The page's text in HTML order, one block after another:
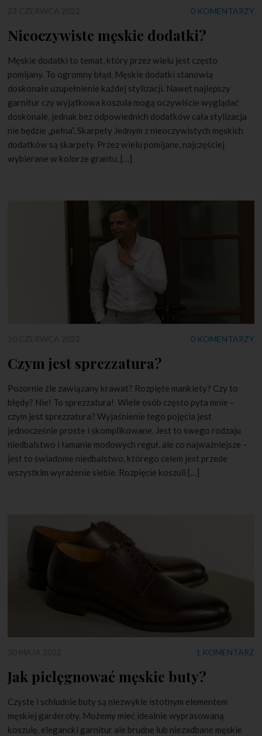
0 KOMENTARZY
Nieoczywiste męskie dodatki?
Męskie dodatki to temat, który przez wielu jest często
pomijany. To ogromny błąd. Męskie dodatki stanowią
doskonałe uzupełnienie każdej stylizacji. Nawet najlepszy
garnitur czy wyjątkowa koszula mogą oczywiście wyglądać
doskonale, jednak bez odpowiednich dodatków cała stylizacja
nie będzie „pełna”. Skarpety Jednym z nieoczywistych męskich
dodatków są skarpety. Przez wielu pomijane, najczęściej
wybierane w kolorze grantu, […]
0 KOMENTARZY
Czym jest sprezzatura?
Pozornie źle zawiązany krawat? Rozpięte mankiety? Czy to
błędy? Nie! To sprezzatura! Wiele osób często pyta mnie –
czym jest sprezzatura? Wyjaśnienie tego pojęcia jest
jednocześnie proste i skomplikowane. Jest to swego rodzaju
niedbalstwo i łamanie modowych reguł, ale co najważniejsze –
jest to świadome niedbalstwo, którego celem jest przede
wszystkim wyrażenie siebie. Rozpięcie koszuli […]
1 KOMENTARZ
Jak pielęgnować męskie buty?
Czyste i schludnie buty są niezwykle istotnym elementem
męskiej garderoby. Możemy mieć idealnie wyprasowaną
koszulę, elegancki garnitur ale brudne lub niezadbane męskie